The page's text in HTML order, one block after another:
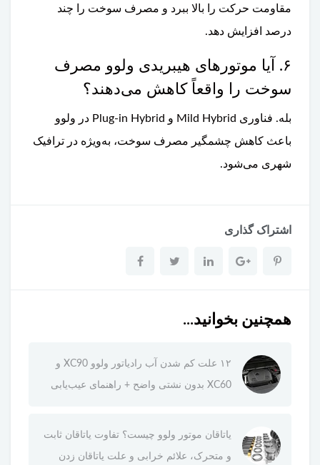
مقاومت حرکت را بالا ببرد و مصرف سوخت را چند
درصد افزایش دهد.
۶. آیا موتورهای هیبریدی ولوو مصرف
سوخت را واقعاً کاهش می‌دهند؟
بله. فناوری Mild Hybrid و Plug-in Hybrid در ولوو
باعث کاهش چشمگیر مصرف سوخت، به‌ویژه در ترافیک
شهری می‌شود.
اشتراک گذاری
همچنین بخوانید...
۱۲ علت کم شدن آب رادیاتور ولوو XC90 و
XC60 بدون نشتی واضح + راهنمای عیب‌یابی
یاتاقان موتور ولوو چیست؟ تفاوت یاتاقان ثابت
و متحرک، علائم خرابی و علت یاتاقان زدن